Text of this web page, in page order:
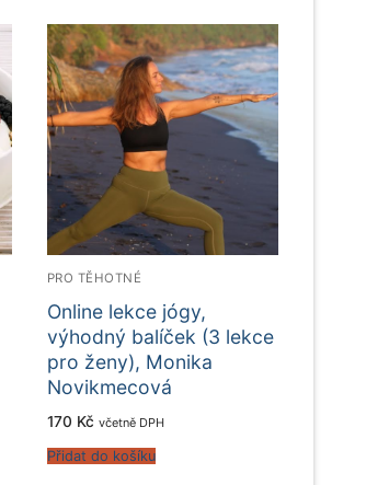
PRO TĚHOTNÉ
Online lekce jógy,
výhodný balíček (3 lekce
pro ženy), Monika
Novikmecová
170 Kč včetně DPH
Přidat do košíku